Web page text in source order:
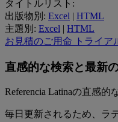
タイトルリスト:
出版物別: Excel | HTML
主題別: Excel | HTML
お見積のご用命
トライア
直感的な検索と最新
Referencia Latinaの直感
毎日更新されるため、ラ